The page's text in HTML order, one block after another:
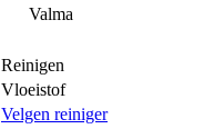
Valma
Reinigen
Vloeistof
Velgen reiniger